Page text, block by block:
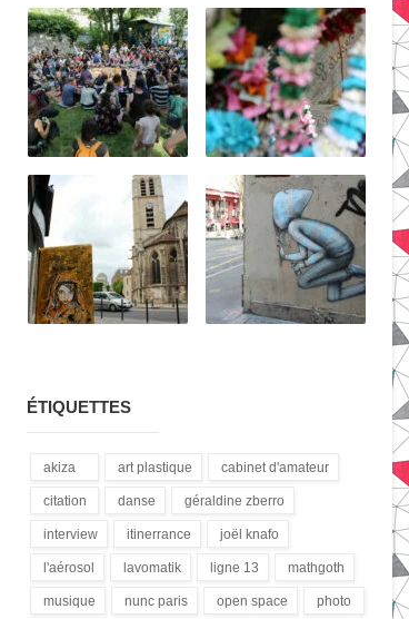
ÉTIQUETTES
akiza
(21)
art plastique
(28)
cabinet d'amateur
(12)
citation
(18)
danse
(1)
géraldine zberro
interview
(15)
itinerrance
(16)
joël knafo
(3)
l'aérosol
(14)
lavomatik
(31)
ligne 13
(4)
mathgoth
(24)
musique
nunc paris
open space
photo